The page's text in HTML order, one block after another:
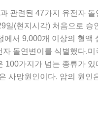
관련된 47가지 유전자 돌
일(현지시각) 처음으로 승
에서 9,000개 이상의 혈액
돌연변이를 식별했다.미
100가지가 넘는 종류가 있
사망원인이다. 암의 원인